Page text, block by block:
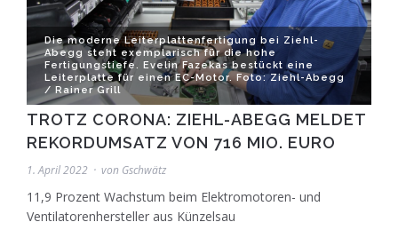
Die moderne Leiterplattenfertigung bei Ziehl-
Abegg steht exemplarisch für die hohe
Fertigungstiefe. Evelin Fazekas bestückt eine
Leiterplatte für einen EC-Motor. Foto: Ziehl-Abegg
/ Rainer Grill
TROTZ CORONA: ZIEHL-ABEGG MELDET
REKORDUMSATZ VON 716 MIO. EURO
1. April 2022 von Gschwätz
11,9 Prozent Wachstum beim Elektromotoren- und
Ventilatorenhersteller aus Künzelsau